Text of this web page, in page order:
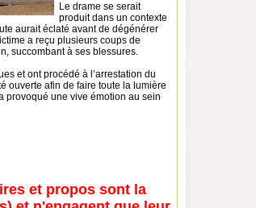
Le drame se serait
produit dans un contexte
aurait éclaté avant de dégénérer
a reçu plusieurs coups de
succombant à ses blessures.
et ont procédé à l’arrestation du
ouverte afin de faire toute la lumière
provoqué une vive émotion au sein
et propos sont la